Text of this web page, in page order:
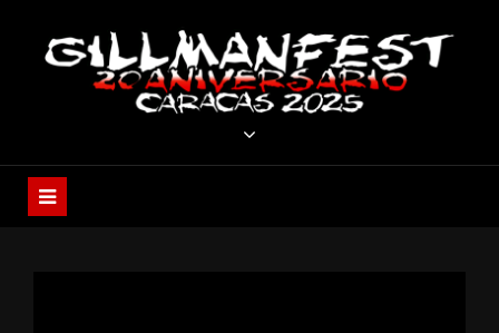
content
GILLMANFEST
CARACAS 2025 – XX ANIVERSARIO